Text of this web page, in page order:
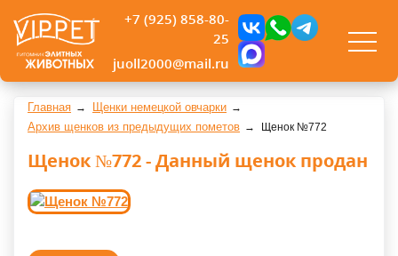
+7 (925) 858-80-
25
juoll2000@mail.ru
Главная
Щенки немецкой овчарки
Архив щенков из предыдущих пометов
Щенок №772
Щенок №772 - Данный щенок продан